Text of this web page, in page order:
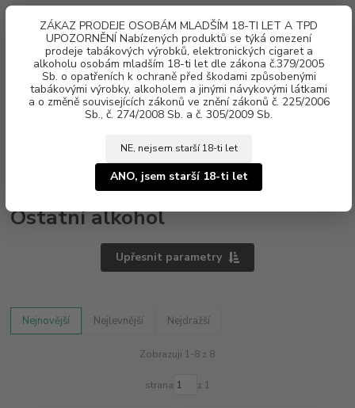
ZÁKAZ PRODEJE OSOBÁM MLADŠÍM 18-TI LET A TPD
UPOZORNĚNÍ Nabízených produktů se týká omezení
prodeje tabákových výrobků, elektronických cigaret a
alkoholu osobám mladším 18-ti let dle zákona č.379/2005
Sb. o opatřeních k ochraně před škodami způsobenými
tabákovými výrobky, alkoholem a jinými návykovými látkami
a o změně souvisejících zákonů ve znění zákonů č. 225/2006
Sb., č. 274/2008 Sb. a č. 305/2009 Sb.
NE, nejsem starší 18-ti let
ANO, jsem starší 18-ti let
Menu
za0 Kč
Ostatní alkohol
Upřesnit parametry
Nejnovější Nejlevnější Nejdražší
Zobrazuji 1-8 z 8
strana z 1